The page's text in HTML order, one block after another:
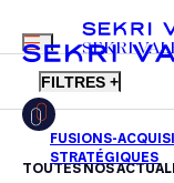
MENU
SEKRI
FILTRES +
TOUTES NOS